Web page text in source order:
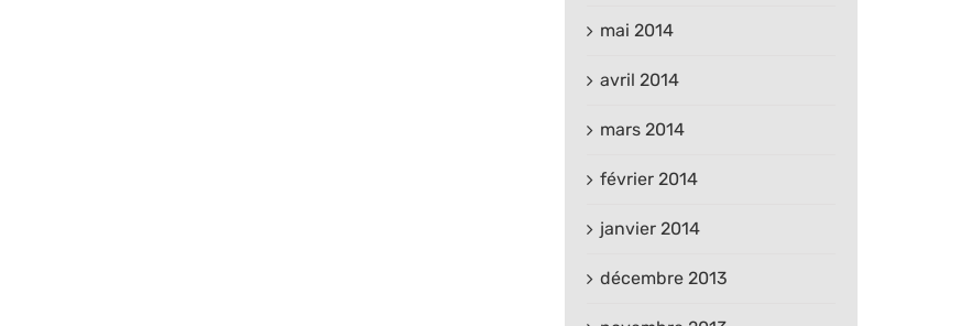
mai 2014
avril 2014
mars 2014
février 2014
janvier 2014
décembre 2013